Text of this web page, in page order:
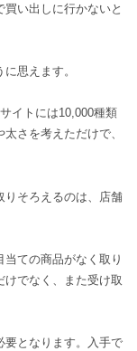
い出しに行かないと
思えます。
イトには10,000種類
さを考えただけで、
りそろえるのは、店舗
ての商品がなく取り
でなく、また受け取
要となります。入手で